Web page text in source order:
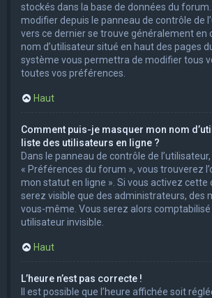
stockés dans la base de données du
modifier depuis le panneau de contrôle de
vers ce dernier se trouve généralement en
nom d’utilisateur situé en haut des pages
système vous permettra de modifier tous
toutes vos préférences.
Haut
Comment puis-je masquer mon nom
liste des utilisateurs en ligne ?
Dans le panneau de contrôle de
« Préférences du forum », vous trouverez
mon statut en ligne ». Si vous activez cette
serez visible que des administrateurs, des
vous-même. Vous serez alors
utilisateur invisible.
Haut
L’heure n’est pas correcte !
Il est possible que l’heure affichée soit